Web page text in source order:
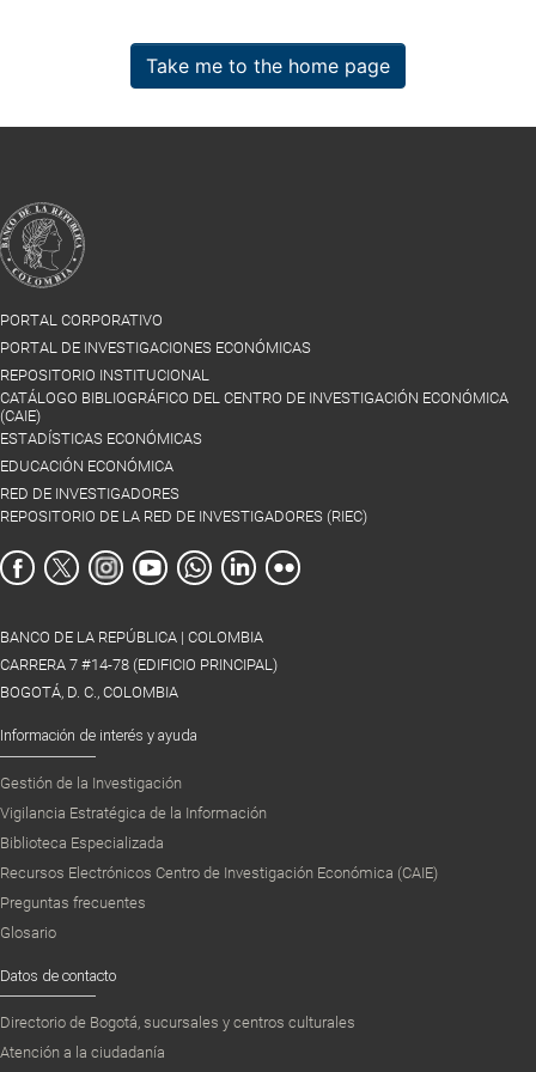
Take me to the home page
PORTAL CORPORATIVO
PORTAL DE INVESTIGACIONES ECONÓMICAS
REPOSITORIO INSTITUCIONAL
CATÁLOGO BIBLIOGRÁFICO DEL CENTRO DE INVESTIGACIÓN ECONÓMICA
(CAIE)
ESTADÍSTICAS ECONÓMICAS
EDUCACIÓN ECONÓMICA
RED DE INVESTIGADORES
REPOSITORIO DE LA RED DE INVESTIGADORES (RIEC)
BANCO DE LA REPÚBLICA | COLOMBIA
CARRERA 7 #14-78 (EDIFICIO PRINCIPAL)
BOGOTÁ, D. C., COLOMBIA
Información de interés y ayuda
Gestión de la Investigación
Vigilancia Estratégica de la Información
Biblioteca Especializada
Recursos Electrónicos Centro de Investigación Económica (CAIE)
Preguntas frecuentes
Glosario
Datos de contacto
Directorio de Bogotá, sucursales y centros culturales
Atención a la ciudadanía